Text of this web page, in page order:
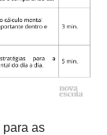
para as